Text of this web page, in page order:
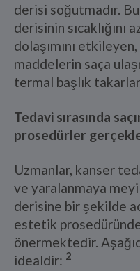
derisi soğutmadır.
derisinin sıcaklığını
dolaşımını
maddelerin saça
termal başlık
Tedavi sırasında
prosedürler
Uzmanlar, kanser
ve yaralanmaya
derisine bir şekilde
estetik
önermektedir.
idealdir: 2